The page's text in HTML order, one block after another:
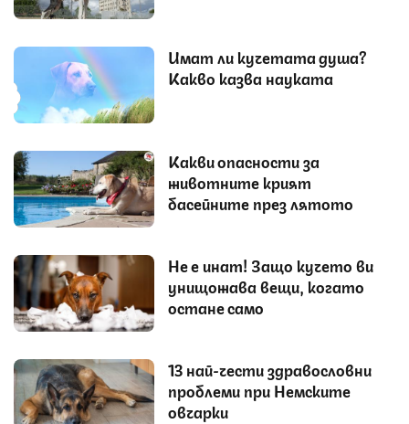
Имат ли кучетата душа?
Какво казва науката
Какви опасности за
животните крият
басейните през лятото
Не е инат! Защо кучето ви
унищожава вещи, когато
остане само
13 най-чести здравословни
проблеми при Немските
овчарки